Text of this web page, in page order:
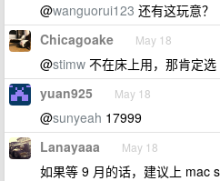
@wanguorui123 还有这玩意？
Chicagoake May 18
@stimw 不在床上用，那肯定选
yuan925 May 18
@sunyeah 17999
Lanayaaa May 18
如果等 9 月的话，建议上 mac